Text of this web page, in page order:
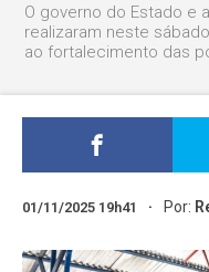
O governo do Estado e
realizaram neste
ao fortalecimento das
01/11/2025 19h41 Por: